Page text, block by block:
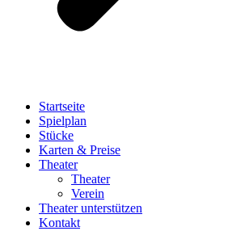
Startseite
Spielplan
Stücke
Karten & Preise
Theater
Theater
Verein
Theater unterstützen
Kontakt